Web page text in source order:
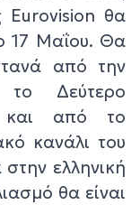
Eurovision θα
17 Μαΐου. Θα
από την
Δεύτερο
και από το
κανάλι του
ελληνική
θα είναι